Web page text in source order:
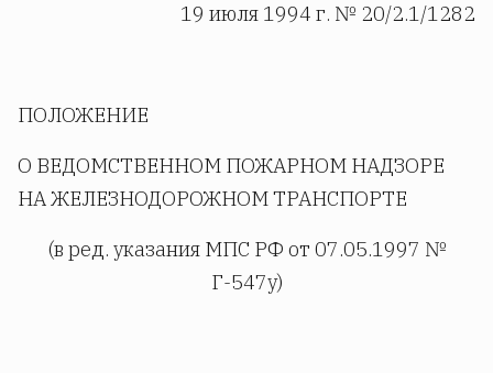
19 июля 1994 г. № 20/2.1/1282
ПОЛОЖЕНИЕ
О ВЕДОМСТВЕННОМ ПОЖАРНОМ НАДЗОРЕ
НА ЖЕЛЕЗНОДОРОЖНОМ ТРАНСПОРТЕ
(в ред. указания МПС РФ от 07.05.1997 №
Г-547у)